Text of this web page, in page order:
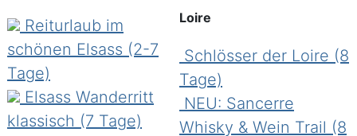
romantischen Schlössern vor und lernen
Frankreich von seiner schönsten und
bekanntesten Seite kennen: Reiten in
schöner Landschaft, viel Kultur und alt-
ehrwürdige Bauwerke, gutes Essen und
Reiturlaub im
schönen Elsass (2-7
Tage)
Elsass Wanderritt
klassisch (7 Tage)
Loire
Schlösser der Loire (8
Tage)
NEU: Sancerre
Whisky & Wein Trail (8